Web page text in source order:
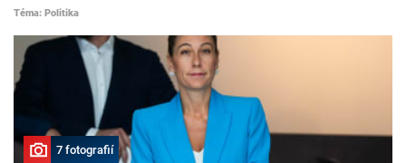
Téma: Politika
7 fotografií